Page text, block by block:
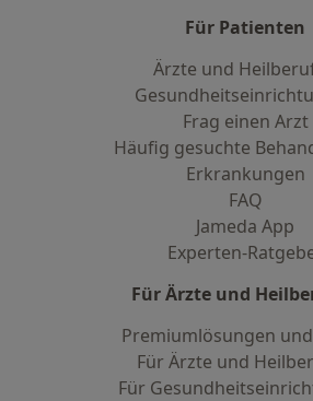
Für Patienten
Ärzte und
Frag einen Arzt
Häufig gesuchte
Erkrankungen
FAQ
Jameda App
Experten-
Für Ärzte und
Premiumlösungen
Für Ärzte und
Für